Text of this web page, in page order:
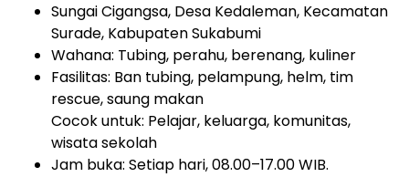
Sungai Cigangsa, Desa Kedaleman, Kecamatan
Surade, Kabupaten Sukabumi
Wahana: Tubing, perahu, berenang, kuliner
Fasilitas: Ban tubing, pelampung, helm, tim
rescue, saung makan
Cocok untuk: Pelajar, keluarga, komunitas,
wisata sekolah
Jam buka: Setiap hari, 08.00–17.00 WIB.